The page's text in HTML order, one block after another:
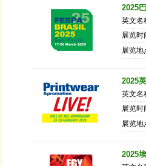
2025
英文名
展览
展览
2025
英文名
展览
展览
2025